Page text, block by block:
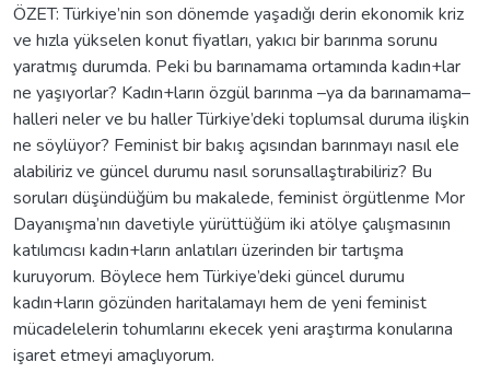
ÖZET: Türkiye’nin son dönemde yaşadığı derin ekonomik kriz
ve hızla yükselen konut fiyatları, yakıcı bir barınma sorunu
yaratmış durumda. Peki bu barınamama ortamında kadın+lar
ne yaşıyorlar? Kadın+ların özgül barınma –ya da barınamama–
halleri neler ve bu haller Türkiye’deki toplumsal duruma ilişkin
ne söylüyor? Feminist bir bakış açısından barınmayı nasıl ele
alabiliriz ve güncel durumu nasıl sorunsallaştırabiliriz? Bu
soruları düşündüğüm bu makalede, feminist örgütlenme Mor
Dayanışma’nın davetiyle yürüttüğüm iki atölye çalışmasının
katılımcısı kadın+ların anlatıları üzerinden bir tartışma
kuruyorum. Böylece hem Türkiye’deki güncel durumu
kadın+ların gözünden haritalamayı hem de yeni feminist
mücadelelerin tohumlarını ekecek yeni araştırma konularına
işaret etmeyi amaçlıyorum.